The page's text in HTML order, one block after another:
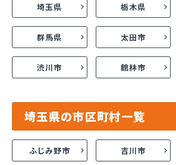
埼玉県 栃木県
群馬県 太田市
渋川市 館林市
埼玉県の市区町村一覧
ふじみ野市 吉川市